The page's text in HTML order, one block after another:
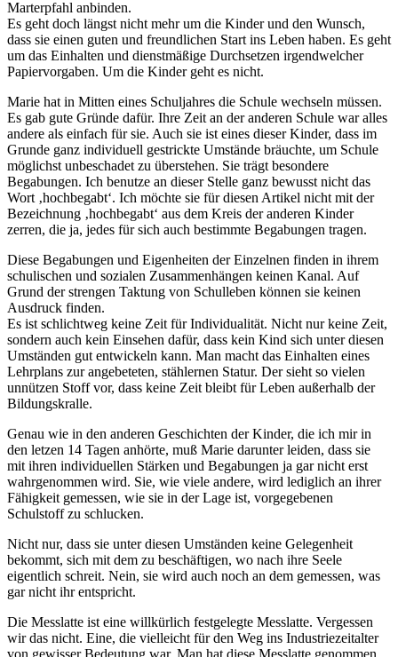
Marterpfahl anbinden.
Es geht doch längst nicht mehr um die Kinder und den Wunsch,
dass sie einen guten und freundlichen Start ins Leben haben. Es geht
um das Einhalten und dienstmäßige Durchsetzen irgendwelcher
Papiervorgaben. Um die Kinder geht es nicht.
Marie hat in Mitten eines Schuljahres die Schule wechseln müssen.
Es gab gute Gründe dafür. Ihre Zeit an der anderen Schule war alles
andere als einfach für sie. Auch sie ist eines dieser Kinder, dass im
Grunde ganz individuell gestrickte Umstände bräuchte, um Schule
möglichst unbeschadet zu überstehen. Sie trägt besondere
Begabungen. Ich benutze an dieser Stelle ganz bewusst nicht das
Wort ‚hochbegabt‘. Ich möchte sie für diesen Artikel nicht mit der
Bezeichnung ‚hochbegabt‘ aus dem Kreis der anderen Kinder
zerren, die ja, jedes für sich auch bestimmte Begabungen tragen.
Diese Begabungen und Eigenheiten der Einzelnen finden in ihrem
schulischen und sozialen Zusammenhängen keinen Kanal. Auf
Grund der strengen Taktung von Schulleben können sie keinen
Ausdruck finden.
Es ist schlichtweg keine Zeit für Individualität. Nicht nur keine Zeit,
sondern auch kein Einsehen dafür, dass kein Kind sich unter diesen
Umständen gut entwickeln kann. Man macht das Einhalten eines
Lehrplans zur angebeteten, stählernen Statur. Der sieht so vielen
unnützen Stoff vor, dass keine Zeit bleibt für Leben außerhalb der
Bildungskralle.
Genau wie in den anderen Geschichten der Kinder, die ich mir in
den letzen 14 Tagen anhörte, muß Marie darunter leiden, dass sie
mit ihren individuellen Stärken und Begabungen ja gar nicht erst
wahrgenommen wird. Sie, wie viele andere, wird lediglich an ihrer
Fähigkeit gemessen, wie sie in der Lage ist, vorgegebenen
Schulstoff zu schlucken.
Nicht nur, dass sie unter diesen Umständen keine Gelegenheit
bekommt, sich mit dem zu beschäftigen, wo nach ihre Seele
eigentlich schreit. Nein, sie wird auch noch an dem gemessen, was
gar nicht ihr entspricht.
Die Messlatte ist eine willkürlich festgelegte Messlatte. Vergessen
wir das nicht. Eine, die vielleicht für den Weg ins Industriezeitalter
von gewisser Bedeutung war. Man hat diese Messlatte genommen